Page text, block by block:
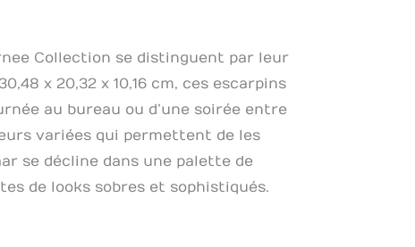
Escarpins chics pour toutes les
ou que vous fassiez des courses,
confortable et légère que nos
Ils vont parfaitement avec un jean
ou quelque chose d'un peu plus
femmes : notre collection
chaussures destinées à optimiser le
aimez les talons aiguilles fermés ou
les talons chatons, les compensées
en T ou à bride de cheville, les
bottines, les oxfords, les Mary Janes
Collection se distinguent par leur
x 20,32 x 10,16 cm, ces escarpins
au bureau ou d’une soirée entre
variées qui permettent de les
se décline dans une palette de
de looks sobres et sophistiqués.